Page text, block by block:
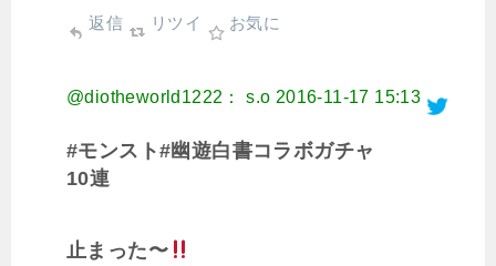
返信 リツイ お気に
@diotheworld1222： s.o 2016-11-17 15:13
#モンスト#幽遊白書コラボガチャ
10連
止まった〜